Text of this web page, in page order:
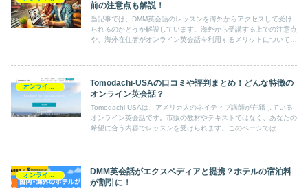
前の注意点も解説！
当記事では、DMM英会話のレッスンを海外からアクセスして受け
られるのかどうか解説しています。海外から受講する上での注意点
や、海外在住者がオンライン英会話を利用するメリットについても
オンライン英会話スクール情報
Tomodachi-USAの口コミや評判まとめ！どんな特徴の
オンライン英会話？
Tomodachi-USAは、アメリカ人のネイティブ講師が在籍している
オンライン英会話です。市販の教材やテキストではなく、あなたの
希望に合う内容でレッスンを受けられます。このページでは、
オンライン英会話スクール情報
DMM英会話がエクスペディアと提携？ホテルの宿泊料
が割引に！